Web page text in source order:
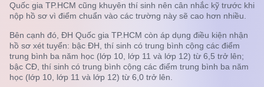
Quốc gia TP.HCM cũng khuyên thí sinh nên cân nhắc kỹ trước khi
nộp hồ sơ vì điểm chuẩn vào các trường này sẽ cao hơn nhiều.
Bên cạnh đó, ĐH Quốc gia TP.HCM còn áp dụng điều kiện nhận
hồ sơ xét tuyển: bậc ĐH, thí sinh có trung bình cộng các điểm
trung bình ba năm học (lớp 10, lớp 11 và lớp 12) từ 6,5 trở lên;
bậc CĐ, thí sinh có trung bình cộng các điểm trung bình ba năm
học (lớp 10, lớp 11 và lớp 12) từ 6,0 trở lên.